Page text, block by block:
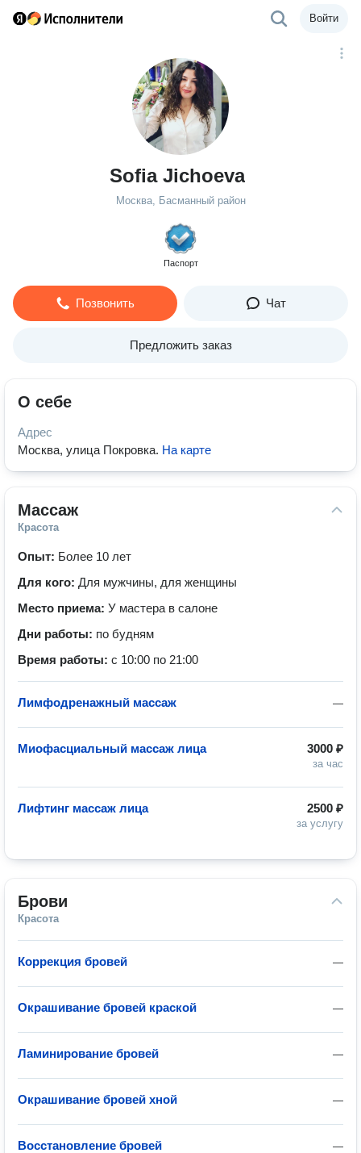
Войти
Sofia Jichoeva
Москва, Басманный район
Паспорт
Позвонить Чат
Предложить заказ
О себе
Адрес
Москва, улица Покровка. На карте
Массаж
Красота
Опыт: Более 10 лет
Для кого: Для мужчины, для женщины
Место приема: У мастера в салоне
Дни работы: по будням
Время работы: с 10:00 по 21:00
—
Лимфодренажный массаж
3000 ₽
за час
Миофасциальный массаж лица
2500 ₽
за услугу
Лифтинг массаж лица
Брови
Красота
—
Коррекция бровей
—
Окрашивание бровей краской
—
Ламинирование бровей
—
Окрашивание бровей хной
—
Восстановление бровей